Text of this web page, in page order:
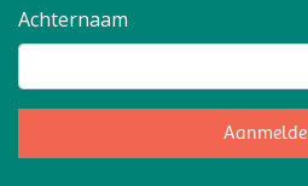
Achternaam